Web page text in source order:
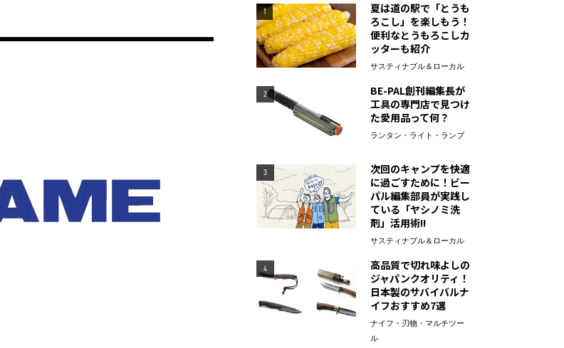
1
夏は道の駅で「とうも
ろこし」を楽しもう！
便利なとうもろこしカ
ッターも紹介
サスティナブル＆ローカル
2
BE-PAL創刊編集長が
工具の専門店で見つけ
た愛用品って何？
ランタン・ライト・ランプ
3
次回のキャンプを快適
に過ごすために！ビー
パル編集部員が実践し
ている「ヤシノミ洗
剤」活用術!!
サスティナブル＆ローカル
4
高品質で切れ味よしの
ジャパンクオリティ！
日本製のサバイバルナ
イフおすすめ7選
ナイフ・刃物・マルチツー
ル